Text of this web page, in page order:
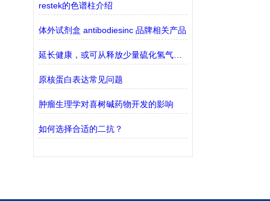
restek的色谱柱介绍
体外试剂盒 antibodiesinc 品牌相关产品
延长健康，或可从释放少量硫化氢气体(H2S)的药物中获取机会
原核蛋白表达常见问题
肿瘤生理学对喜树碱药物开发的影响
如何选择合适的二抗？